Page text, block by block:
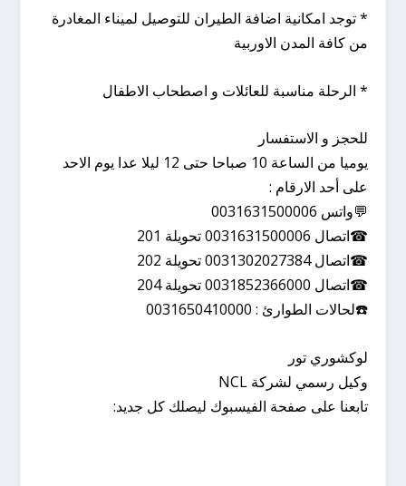
* توجد امكانية اضافة الطيران للتوصيل لميناء المغادرة
من كافة المدن الاوربية
* الرحلة مناسبة للعائلات و اصطحاب الاطفال
للحجز و الاستفسار
يوميا من الساعة 10 صباحا حتى 12 ليلا عدا يوم الاحد
على أحد الارقام :
💬واتس 0031631500006
☎اتصال 0031631500006 تحويلة 201
☎اتصال 0031302027384 تحويلة 202
☎اتصال 0031852366000 تحويلة 204
☎️لحالات الطوارئ : 0031650410000
لوكشوري تور
وكيل رسمي لشركة NCL
تابعنا على صفحة الفيسبوك ليصلك كل جديد: